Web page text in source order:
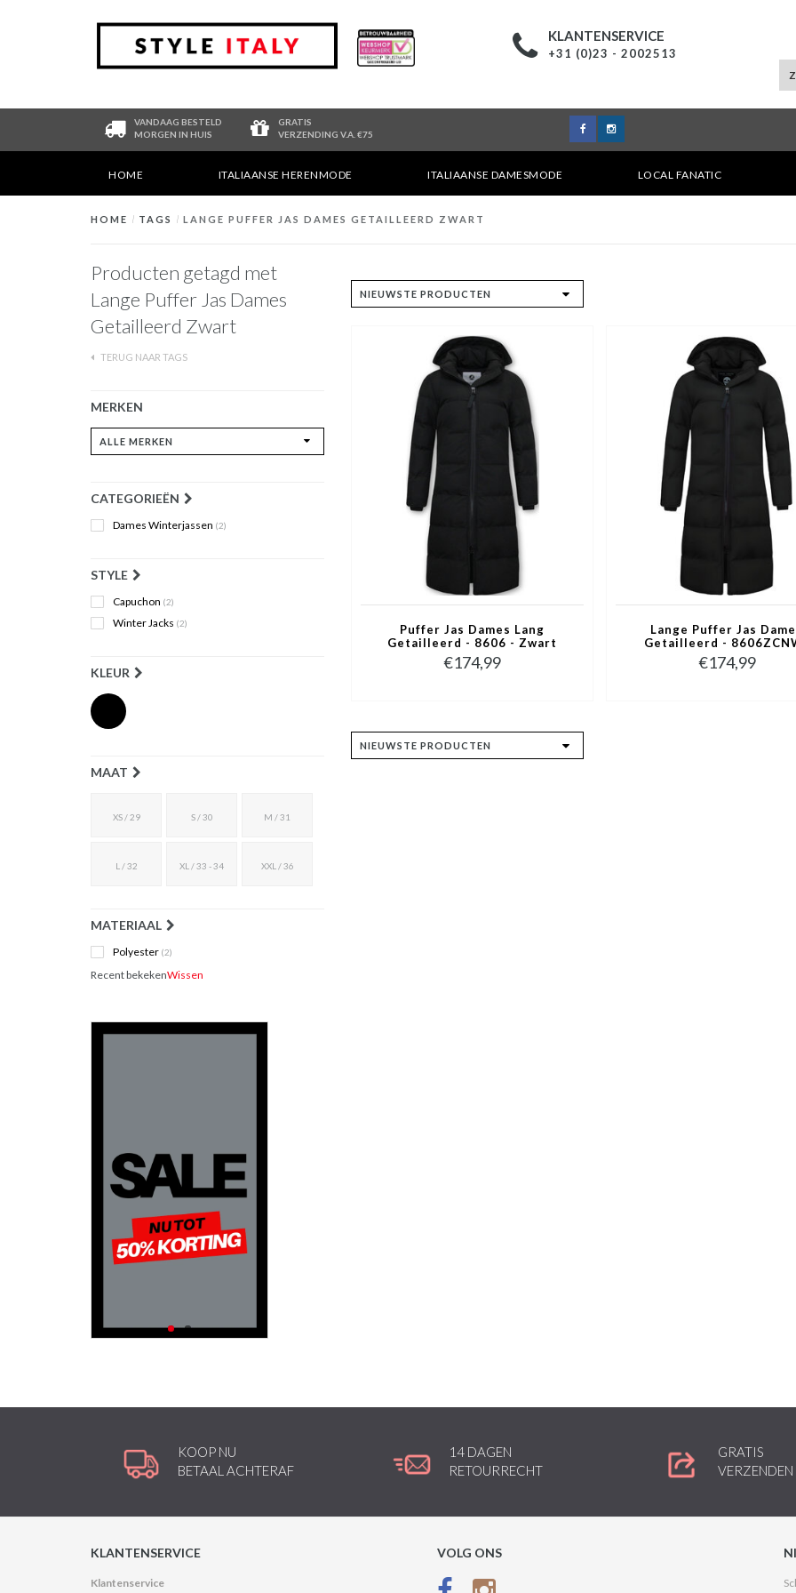
KLANTENSERVICE
+31 (0)23 - 2002513
VANDAAG BESTELD
MORGEN IN HUIS
GRATIS
VERZENDING V.A. €75
HOME ITALIAANSE HERENMODE ITALIAANSE DAMESMODE LOCAL FANATIC
HOME / TAGS / LANGE PUFFER JAS DAMES GETAILLEERD ZWART
Producten getagd met
Lange Puffer Jas Dames
Getailleerd Zwart
TERUG NAAR TAGS
MERKEN
CATEGORIEËN
Dames Winterjassen (2)
STYLE
Capuchon (2)
Winter Jacks (2)
KLEUR
MAAT
XS / 29 S / 30 M / 31
L / 32 XL / 33 - 34 XXL / 36
MATERIAAL
Polyester (2)
Recent bekekenWissen
Puffer Jas Dames Lang
Getailleerd - 8606 - Zwart
€174,99
Lange Puffer Jas
Getailleerd -
Zwart
€174,99
KOOP NU
BETAAL ACHTERAF
14 DAGEN
RETOURRECHT
GRATIS
VERZENDEN
KLANTENSERVICE
Klantenservice
VOLG ONS